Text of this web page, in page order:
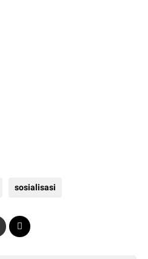
sosialisasi